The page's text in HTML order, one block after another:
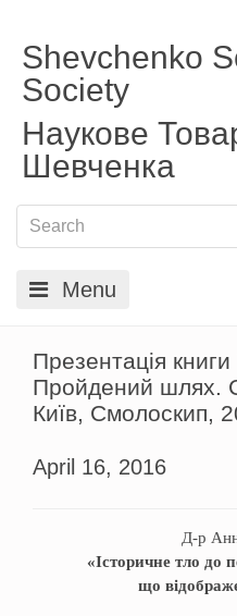
Shevchenko
Society
Наукове
Шевченка
Menu
Презентація
Пройдений шлях.
Київ, Смолоскип,
April 16, 2016
Д-р
«Історичне тло до
що